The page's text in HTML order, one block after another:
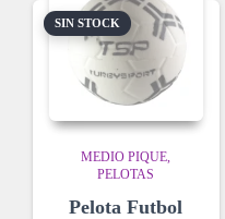
SIN STOCK
MEDIO PIQUE
PELOTAS
Pelota Futbol